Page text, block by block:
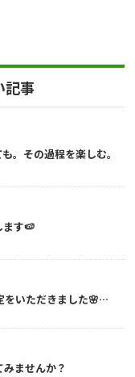
記事
。その過程を楽しむ。
ます🍉
をいただきました🌸…
ませんか？